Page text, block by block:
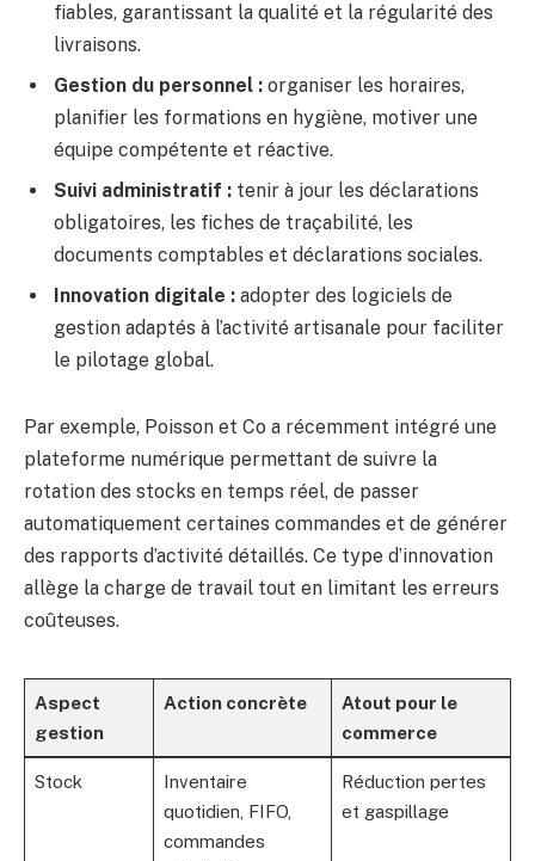
fiables, garantissant la qualité et la régularité des
livraisons.
Gestion du personnel : organiser les horaires,
planifier les formations en hygiène, motiver une
équipe compétente et réactive.
Suivi administratif : tenir à jour les déclarations
obligatoires, les fiches de traçabilité, les
documents comptables et déclarations sociales.
Innovation digitale : adopter des logiciels de
gestion adaptés à l’activité artisanale pour faciliter
le pilotage global.
Par exemple, Poisson et Co a récemment intégré une
plateforme numérique permettant de suivre la
rotation des stocks en temps réel, de passer
automatiquement certaines commandes et de générer
des rapports d’activité détaillés. Ce type d’innovation
allège la charge de travail tout en limitant les erreurs
coûteuses.
Aspect
gestion
Action concrète
Atout pour le
commerce
Stock
Inventaire
quotidien, FIFO,
commandes
Réduction pertes
et gaspillage